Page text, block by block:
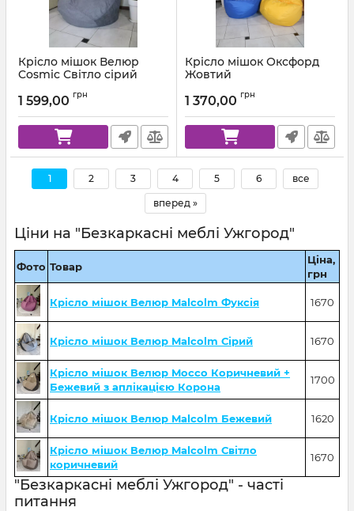
Крісло мішок Велюр
Cosmic Світло сірий
1 599,00 грн
Крісло мішок Оксфорд
Жовтий
1 370,00 грн
1 2 3 4 5 6 все
вперед »
Ціни на "Безкаркасні меблі Ужгород"
Фото Товар
Ціна,
грн
Крісло мішок Велюр Malcolm Фуксія 1670
Крісло мішок Велюр Malcolm Сірий 1670
Крісло мішок Велюр Mocco Коричневий +
Бежевий з аплікацією Корона
1700
Крісло мішок Велюр Malcolm Бежевий 1620
Крісло мішок Велюр Malcolm Світло
коричневий
1670
"Безкаркасні меблі Ужгород" - часті
питання